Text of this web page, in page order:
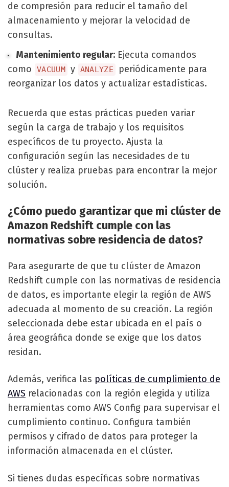
de compresión para reducir el tamaño del
almacenamiento y mejorar la velocidad de
consultas.
Mantenimiento regular:Ejecuta comandos
como
VACUUM y ANALYZE
periódicamente para
reorganizar los datos y actualizar estadísticas.
Recuerda que estas prácticas pueden variar
según la carga de trabajo y los requisitos
específicos de tu proyecto. Ajusta la
configuración según las necesidades de tu
clúster y realiza pruebas para encontrar la mejor
solución.
¿Cómo puedo garantizar que mi clúster de
Amazon Redshift cumple con las
normativas sobre residencia de datos?
Para asegurarte de que tu clúster de Amazon
Redshift cumple con las normativas de residencia
de datos, es importante elegir la región de AWS
adecuada al momento de su creación. La región
seleccionada debe estar ubicada en el país o
área geográfica donde se exige que los datos
residan.
Además, verifica las políticas de cumplimiento de
AWS relacionadas con la región elegida y utiliza
herramientas como AWS Config para supervisar el
cumplimiento continuo. Configura también
permisos y cifrado de datos para proteger la
información almacenada en el clúster.
Si tienes dudas específicas sobre normativas